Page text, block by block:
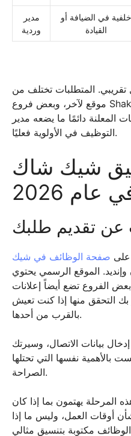
مدير
وردية
خلفية في الضيافة أو
القيادة
تقريبي. المتطلبات تختلف من
موقع لآخر، وبعض فروع Shake Shack تفضل الترقية
المعلنة دائمًا ما يضعه مدير
التوظيف في الأولوية فعليًا.
شيك شاك
عام 2026
عن تقديم طلبك
على صفحة الوظائف في شيك
الموقع الرسمي يحتوي
الفروع تضع أيضاً إعلانات
بك التحقق منها إذا كنت تعيش
بالقرب من أحدها.
بيانات الاتصال، وسيرتك
بالأهمية نفسها التي تحتلها
الصراحة.
يهتمون بما إذا كان
أوقات العمل، وليس ما إذا